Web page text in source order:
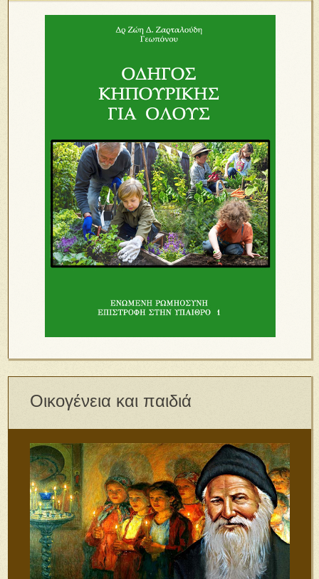
Οικογένεια και παιδιά